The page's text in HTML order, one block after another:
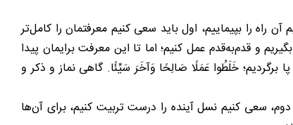
راه را بپیماییم، اول باید سعی کنیم معرفتمان را کامل‌تر
و قدم‌به‌قدم عمل کنیم؛ اما تا این معرفت برایمان پیدا
خَلَطُوا عَمَلًا صَالِحًا وَآخَرَ سَيِّئًا. گاهی نماز و ذکر و
دوم، سعی کنیم نسل آینده را درست تربیت کنیم، برای آن‌ها